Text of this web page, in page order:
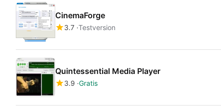
CinemaForge
3.7 Testversion
Quintessential Media Player
3.9 Gratis